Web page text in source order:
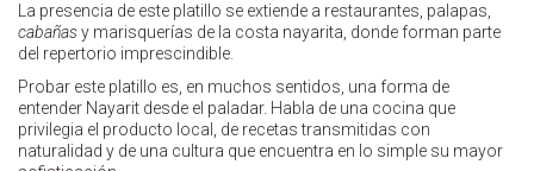
La presencia de este platillo se extiende a restaurantes, palapas,
cabañasy marisquerías de la costa nayarita, donde forman parte
del repertorio imprescindible.
Probar este platillo es, en muchos sentidos, una forma de
entender Nayarit desde el paladar. Habla de una cocina que
privilegia el producto local, de recetas transmitidas con
naturalidad y de una cultura que encuentra en lo simple su mayor